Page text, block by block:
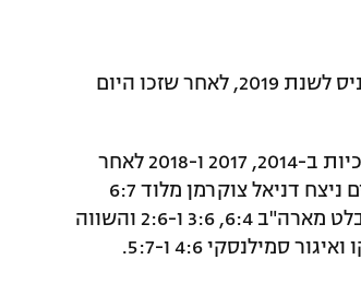
הפועל לוד בגברים והפועל טבעון בנשים הן אלופות המדינה בטניס לשנת 2019, לאחר שזכו היום
לוד זכתה באליפות הרביעית שלה והשלישית ברציפות אחרי הזכיות ב-2014, 2017 ו-2018 לאחר
ניצחון 1:2 במפגש על מרכז הטניס עצמה רמלה. במשחקי היחידים ניצח דניאל צוקרמן מלוד 6:7
ו-2:6 את בן פתאל, איליה מרצנ'קו האוקראיני ניצח את פיטר קובלט מארה"ב 6:4, 3:6 ו-2:6 והשווה